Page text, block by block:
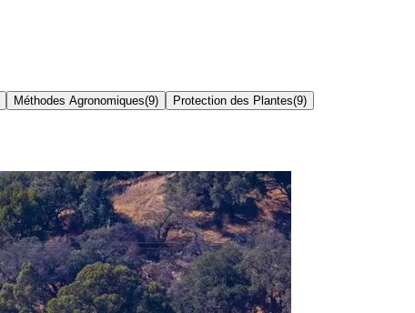
Méthodes Agronomiques(9) Protection des Plantes(9)